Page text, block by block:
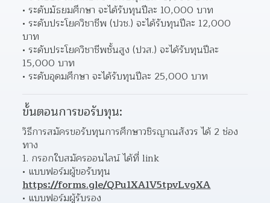
ระดับมัธยมศึกษา จะได้รับทุนปีละ 10,000 บาท
ระดับประโยควิชาชีพ (ปวช.) จะได้รับทุนปีละ 12,000
บาท
ระดับประโยควิชาชีพชั้นสูง (ปวส.) จะได้รับทุนปีละ
15,000 บาท
ระดับอุดมศึกษา จะได้รับทุนปีละ 25,000 บาท
ขั้นตอนการขอรับทุน:
วิธีการสมัครขอรับทุนการศึกษาวชิรญาณสังวร ได้ 2 ช่อง
ทาง
กรอกใบสมัครออนไลน์ ได้ที่ link
https://forms.gle/QPu1XA1V5tpvLvgXA